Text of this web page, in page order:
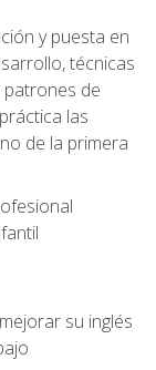
y puesta en
técnicas
de
las
de la primera
su inglés